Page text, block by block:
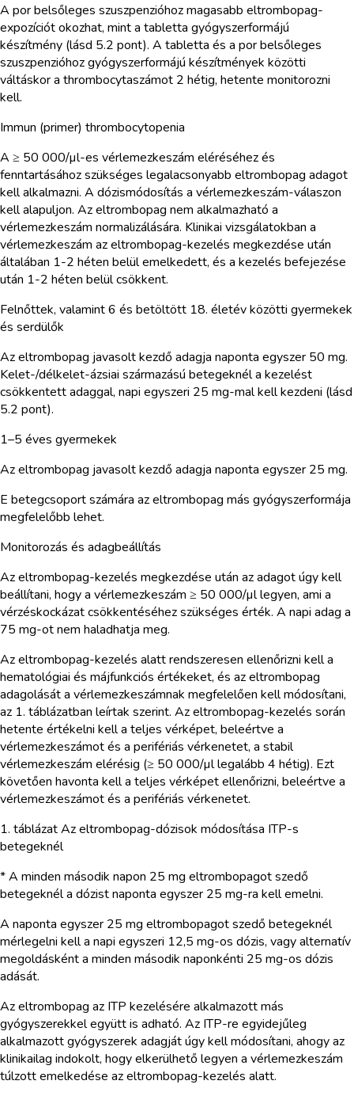
A por belsőleges szuszpenzióhoz magasabb eltrombopag-
expozíciót okozhat, mint a tabletta gyógyszerformájú
készítmény (lásd 5.2 pont). A tabletta és a por belsőleges
szuszpenzióhoz gyógyszerformájú készítmények közötti
váltáskor a thrombocytaszámot 2 hétig, hetente monitorozni
kell.
Immun (primer) thrombocytopenia
A ≥ 50 000/µl-es vérlemezkeszám eléréséhez és
fenntartásához szükséges legalacsonyabb eltrombopag adagot
kell alkalmazni. A dózismódosítás a vérlemezkeszám-válaszon
kell alapuljon. Az eltrombopag nem alkalmazható a
vérlemezkeszám normalizálására. Klinikai vizsgálatokban a
vérlemezkeszám az eltrombopag-kezelés megkezdése után
általában 1-2 héten belül emelkedett, és a kezelés befejezése
után 1-2 héten belül csökkent.
Felnőttek, valamint 6 és betöltött 18. életév közötti gyermekek
és serdülők
Az eltrombopag javasolt kezdő adagja naponta egyszer 50 mg.
Kelet-/délkelet-ázsiai származású betegeknél a kezelést
csökkentett adaggal, napi egyszeri 25 mg-mal kell kezdeni (lásd
5.2 pont).
1–5 éves gyermekek
Az eltrombopag javasolt kezdő adagja naponta egyszer 25 mg.
E betegcsoport számára az eltrombopag más gyógyszerformája
megfelelőbb lehet.
Monitorozás és adagbeállítás
Az eltrombopag-kezelés megkezdése után az adagot úgy kell
beállítani, hogy a vérlemezkeszám ≥ 50 000/µl legyen, ami a
vérzéskockázat csökkentéséhez szükséges érték. A napi adag a
75 mg-ot nem haladhatja meg.
Az eltrombopag-kezelés alatt rendszeresen ellenőrizni kell a
hematológiai és májfunkciós értékeket, és az eltrombopag
adagolását a vérlemezkeszámnak megfelelően kell módosítani,
az 1. táblázatban leírtak szerint. Az eltrombopag-kezelés során
hetente értékelni kell a teljes vérképet, beleértve a
vérlemezkeszámot és a perifériás vérkenetet, a stabil
vérlemezkeszám elérésig (≥ 50 000/µl legalább 4 hétig). Ezt
követően havonta kell a teljes vérképet ellenőrizni, beleértve a
vérlemezkeszámot és a perifériás vérkenetet.
1. táblázat Az eltrombopag-dózisok módosítása ITP-s
betegeknél
* A minden második napon 25 mg eltrombopagot szedő
betegeknél a dózist naponta egyszer 25 mg-ra kell emelni.
A naponta egyszer 25 mg eltrombopagot szedő betegeknél
mérlegelni kell a napi egyszeri 12,5 mg-os dózis, vagy alternatív
megoldásként a minden második naponkénti 25 mg-os dózis
adását.
Az eltrombopag az ITP kezelésére alkalmazott más
gyógyszerekkel együtt is adható. Az ITP-re egyidejűleg
alkalmazott gyógyszerek adagját úgy kell módosítani, ahogy az
klinikailag indokolt, hogy elkerülhető legyen a vérlemezkeszám
túlzott emelkedése az eltrombopag-kezelés alatt.